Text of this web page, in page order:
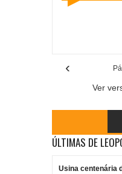
‹
Ver
ÚLTIMAS DE
Usina centenária